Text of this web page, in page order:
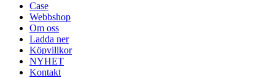
Case
Webbshop
Om oss
Ladda ner
Köpvillkor
NYHET
Kontakt